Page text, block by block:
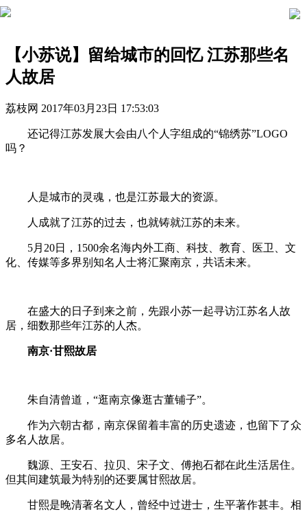
【小苏说】留给城市的回忆 江苏那些名
人故居
荔枝网 2017年03月23日 17:53:03
还记得江苏发展大会由八个人字组成的“锦绣苏”LOGO
吗？
人是城市的灵魂，也是江苏最大的资源。
人成就了江苏的过去，也就铸就江苏的未来。
5月20日，1500余名海内外工商、科技、教育、医卫、文
化、传媒等多界别知名人士将汇聚南京，共话未来。
在盛大的日子到来之前，先跟小苏一起寻访江苏名人故
居，细数那些年江苏的人杰。
南京·甘熙故居
朱自清曾道，“逛南京像逛古董铺子”。
作为六朝古都，南京保留着丰富的历史遗迹，也留下了众
多名人故居。
魏源、王安石、拉贝、宋子文、傅抱石都在此生活居住。
但其间建筑最为特别的还要属甘熙故居。
甘熙是晚清著名文人，曾经中过进士，生平著作甚丰。相